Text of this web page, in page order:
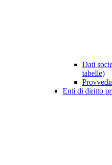
Dati
tabelle)
Enti di diritto